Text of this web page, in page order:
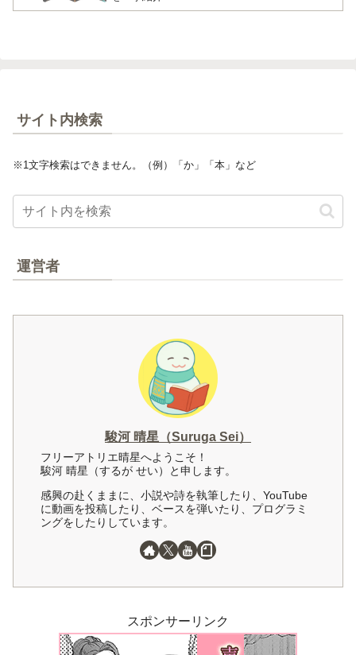
サイト内検索
※1文字検索はできません。（例）「か」「本」など
運営者
駿河 晴星（Suruga Sei）
フリーアトリエ晴星へようこそ！
駿河 晴星（するが せい）と申します。
感興の赴くままに、小説や詩を執筆したり、YouTube
に動画を投稿したり、ベースを弾いたり、プログラミ
ングをしたりしています。
スポンサーリンク